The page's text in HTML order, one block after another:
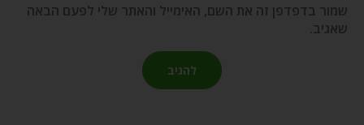
שמור בדפדפן זה את השם, האימייל והאתר שלי לפעם הבאה
שאגיב.